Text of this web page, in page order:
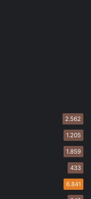
2.562
1.205
1.859
433
6.841